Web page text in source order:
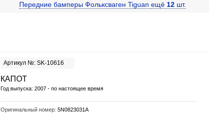
Передние бамперы Фольксваген Tiguan ещё 12 шт.
Артикул №: SK-10616
КАПОТ
Год выпуска: 2007 - по настоящее время
Оригинальный номер: 5N0823031A